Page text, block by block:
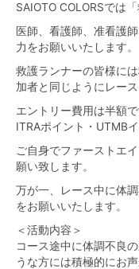
SAIOTO COLORSでは
医師、看護師、准看護
力をお願いいたします。
救護ランナーの皆様に
加者と同じようにレー
エントリー費用は半額
ITRAポイント・UTMB
ご自身でファーストエ
願い致します。
万が一、レース中に体
をお願いいたします。
＜活動内容＞
コース途中に体調不良
うな方には積極的にお